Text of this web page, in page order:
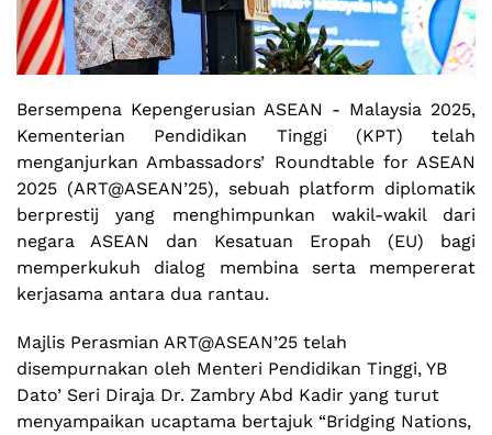
Bersempena Kepengerusian ASEAN - Malaysia 2025,
Kementerian Pendidikan Tinggi (KPT) telah
menganjurkan Ambassadors’ Roundtable for ASEAN
2025 (ART@ASEAN’25), sebuah platform diplomatik
berprestij yang menghimpunkan wakil-wakil dari
negara ASEAN dan Kesatuan Eropah (EU) bagi
memperkukuh dialog membina serta mempererat
kerjasama antara dua rantau.
Majlis Perasmian ART@ASEAN’25 telah
disempurnakan oleh Menteri Pendidikan Tinggi, YB
Dato’ Seri Diraja Dr. Zambry Abd Kadir yang turut
menyampaikan ucaptama bertajuk “Bridging Nations,